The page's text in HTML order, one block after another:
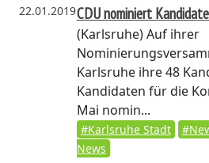
22.01.2019CDU nominiert
(Karlsruhe)Auf ihrer
Karlsruhe ihre 48
Kandidaten für die
Mai nomin...
#Karlsruhe Stadt
News